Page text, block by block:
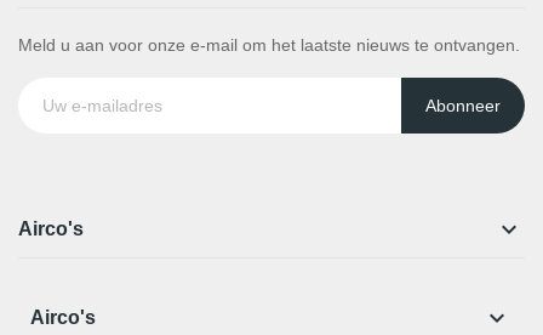
Meld u aan voor onze e-mail om het laatste nieuws te ontvangen.
Abonneer
Airco's 
Airco's 